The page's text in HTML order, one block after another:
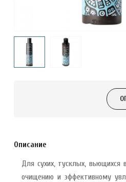
Описание
Для сухих, тусклых, вьющихся
очищению и эффективному